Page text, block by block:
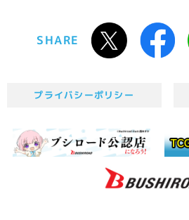
SHARE
プライバシーポリシー